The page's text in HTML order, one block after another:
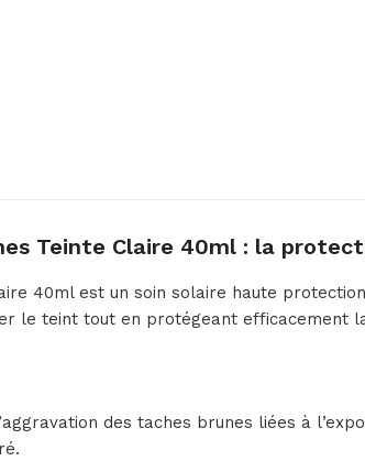
Teinte Claire 40ml : la
40ml est un soin solaire haute
le teint tout en protégeant efficacement
des taches brunes liées à